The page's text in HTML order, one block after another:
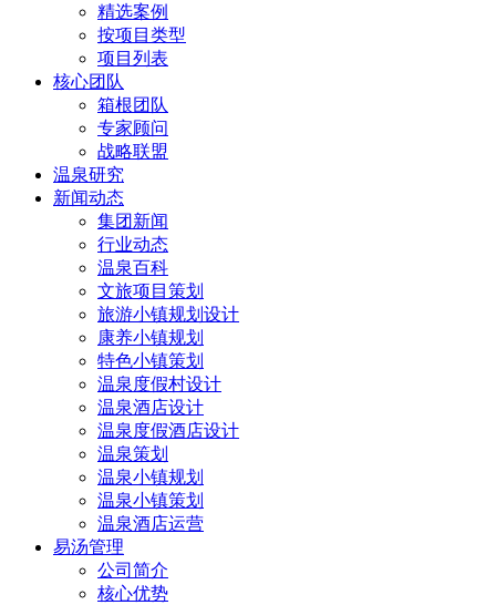
精选案例
按项目类型
项目列表
核心团队
箱根团队
专家顾问
战略联盟
温泉研究
新闻动态
集团新闻
行业动态
温泉百科
文旅项目策划
旅游小镇规划设计
康养小镇规划
特色小镇策划
温泉度假村设计
温泉酒店设计
温泉度假酒店设计
温泉策划
温泉小镇规划
温泉小镇策划
温泉酒店运营
易汤管理
公司简介
核心优势